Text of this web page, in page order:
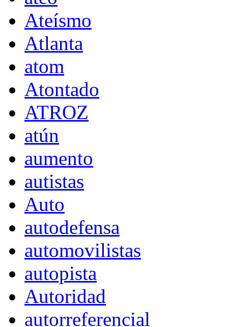
Ateísmo
Atlanta
atom
Atontado
ATROZ
atún
aumento
autistas
Auto
autodefensa
automovilistas
autopista
Autoridad
autorreferencial